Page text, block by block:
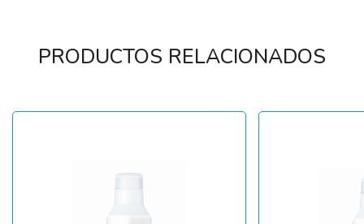
PRODUCTOS RELACIONADOS